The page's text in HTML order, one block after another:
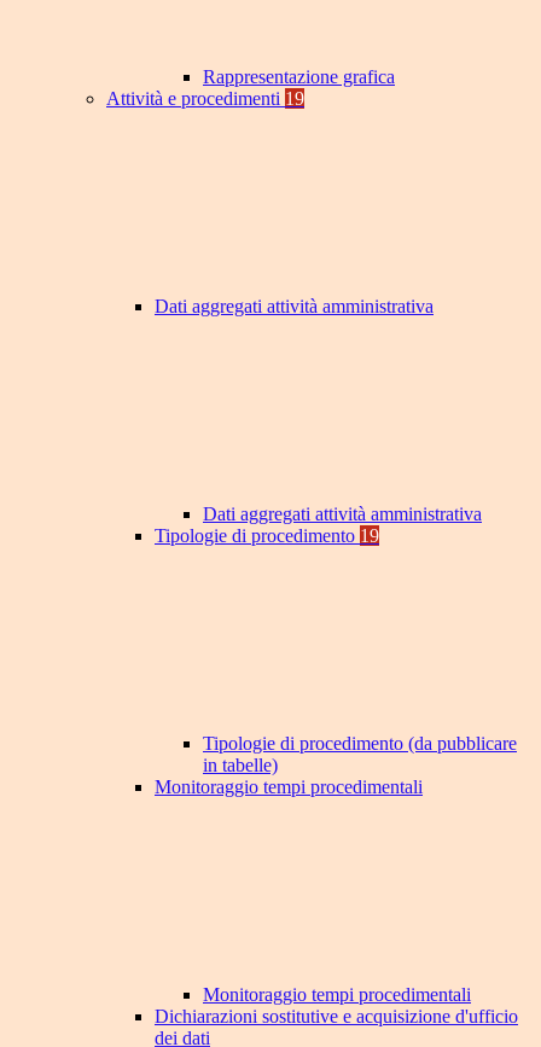
Rappresentazione grafica
Attività e procedimenti 19
Dati aggregati attività amministrativa
Dati aggregati attività amministrativa
Tipologie di procedimento 19
Tipologie di procedimento (da pubblicare
in tabelle)
Monitoraggio tempi procedimentali
Monitoraggio tempi procedimentali
Dichiarazioni sostitutive e acquisizione d'ufficio
dei dati